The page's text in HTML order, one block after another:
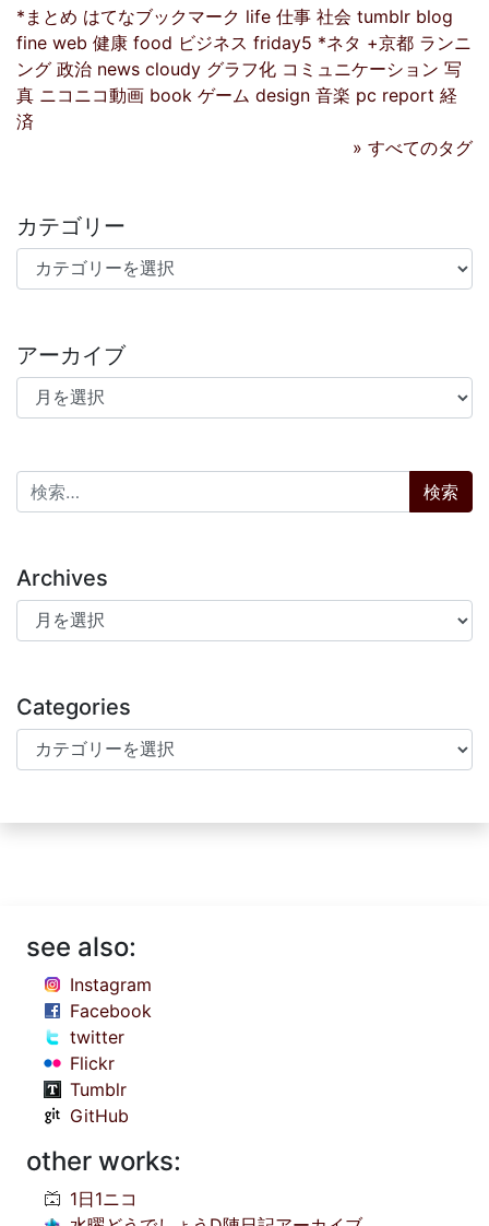
*まとめ はてなブックマーク life 仕事 社会 tumblr blog
fine web 健康 food ビジネス friday5 *ネタ +京都 ランニ
ング 政治 news cloudy グラフ化 コミュニケーション 写
真 ニコニコ動画 book ゲーム design 音楽 pc report 経
済
» すべてのタグ
カテゴリー
カテゴリー
アーカイブ
アーカイブ
検索:
Archives
Archives
Categories
Categories
see also:
Instagram
Facebook
twitter
Flickr
Tumblr
GitHub
other works:
1日1ニコ